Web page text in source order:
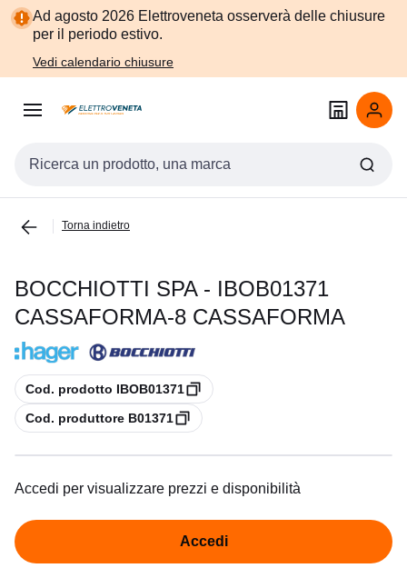
Vai alla
navigazione
Vai
alla
Ad agosto 2026 Elettroveneta osserverà delle chiusure
per il periodo estivo.
Vedi calendario chiusure
Cerca input
Torna indietro
BOCCHIOTTI SPA - IBOB01371
CASSAFORMA-8 CASSAFORMA
copiaCod. prodotto IBOB01371
copiaCod. produttore B01371
Accedi per visualizzare prezzi e disponibilità
Accedi